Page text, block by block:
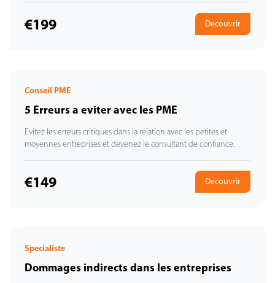
€199 Decouvrir
Conseil PME
5 Erreurs a eviter avec les PME
Evitez les erreurs critiques dans la relation avec les petites et
moyennes entreprises et devenez le consultant de confiance.
€149 Decouvrir
Specialiste
Dommages indirects dans les entreprises